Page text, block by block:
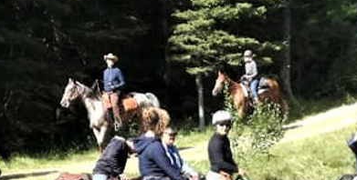
Essen &
Trinken
Wellness &
Gesundheit
Wasser &Wind
Lifestyle &Phantasie
Kids &Family
Übernachtungen